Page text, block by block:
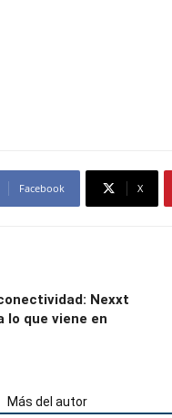
Facebook X
Nexxt
que viene en
Más del autor